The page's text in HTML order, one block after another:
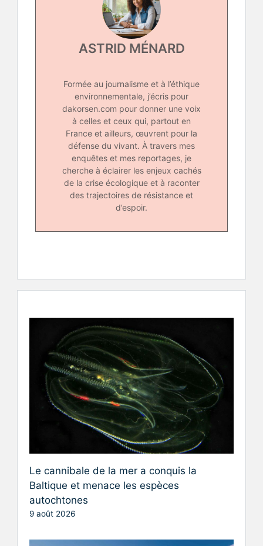
ASTRID MÉNARD
Formée au journalisme et à l’éthique
environnementale, j’écris pour
dakorsen.com pour donner une voix
à celles et ceux qui, partout en
France et ailleurs, œuvrent pour la
défense du vivant. À travers mes
enquêtes et mes reportages, je
cherche à éclairer les enjeux cachés
de la crise écologique et à raconter
des trajectoires de résistance et
d’espoir.
Le cannibale de la mer a conquis la
Baltique et menace les espèces
autochtones
9 août 2026